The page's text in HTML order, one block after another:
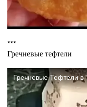
***
Гречневые тефтели